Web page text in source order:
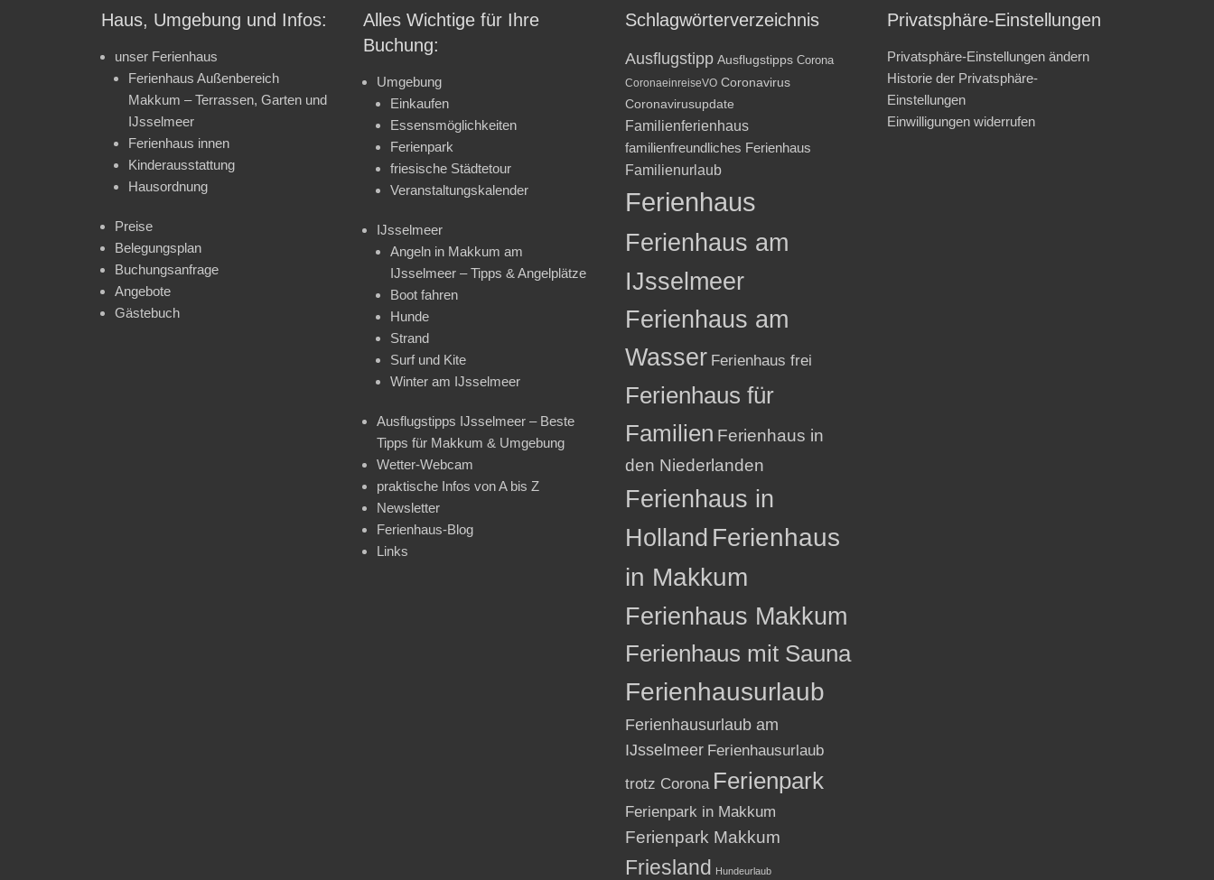
Haus, Umgebung und Infos:
unser Ferienhaus
Ferienhaus Außenbereich
Makkum – Terrassen, Garten und
IJsselmeer
Ferienhaus innen
Kinderausstattung
Hausordnung
Preise
Belegungsplan
Buchungsanfrage
Angebote
Gästebuch
Alles Wichtige für Ihre
Buchung:
Umgebung
Einkaufen
Essensmöglichkeiten
Ferienpark
friesische Städtetour
Veranstaltungskalender
IJsselmeer
Angeln in Makkum am
IJsselmeer – Tipps & Angelplätze
Boot fahren
Hunde
Strand
Surf und Kite
Winter am IJsselmeer
Ausflugstipps IJsselmeer – Beste
Tipps für Makkum & Umgebung
Wetter-Webcam
praktische Infos von A bis Z
Newsletter
Ferienhaus-Blog
Links
Schlagwörterverzeichnis
Ausflugstipp Ausflugstipps Corona
CoronaeinreiseVO Coronavirus
Coronavirusupdate
Familienferienhaus
familienfreundliches Ferienhaus
Familienurlaub
Ferienhaus
Ferienhaus am
IJsselmeer
Ferienhaus am
Wasser Ferienhaus frei
Ferienhaus für
Familien Ferienhaus in
den Niederlanden
Ferienhaus in
Holland Ferienhaus
in Makkum
Ferienhaus Makkum
Ferienhaus mit Sauna
Ferienhausurlaub
Ferienhausurlaub am
IJsselmeer Ferienhausurlaub
trotz Corona Ferienpark
Ferienpark in Makkum
Ferienpark Makkum
Friesland Hundeurlaub
Privatsphäre-Einstellungen
Privatsphäre-Einstellungen ändern
Historie der Privatsphäre-
Einstellungen
Einwilligungen widerrufen